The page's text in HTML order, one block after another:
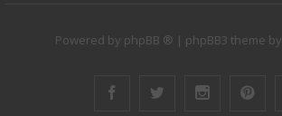
Powered by phpBB ® | phpBB3 theme by